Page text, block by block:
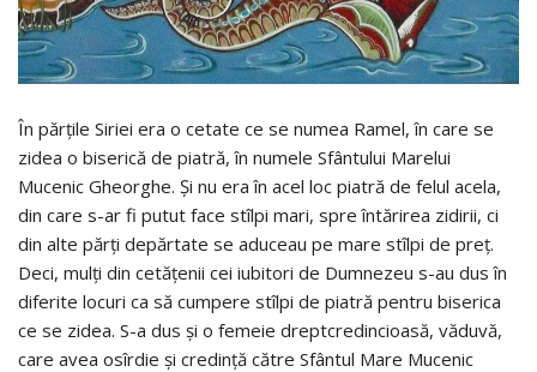
În părţile Siriei era o cetate ce se numea Ramel, în care se
zidea o biserică de piatră, în numele Sfântului Marelui
Mucenic Gheorghe. Şi nu era în acel loc piatră de felul acela,
din care s-ar fi putut face stîlpi mari, spre întărirea zidirii, ci
din alte părţi depărtate se aduceau pe mare stîlpi de preţ.
Deci, mulţi din cetăţenii cei iubitori de Dumnezeu s-au dus în
diferite locuri ca să cumpere stîlpi de piatră pentru biserica
ce se zidea. S-a dus şi o femeie dreptcredincioasă, văduvă,
care avea osîrdie şi credinţă către Sfântul Mare Mucenic